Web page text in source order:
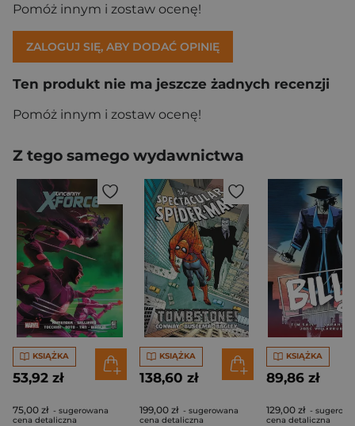
Pomóż innym i zostaw ocenę!
ZALOGUJ SIĘ, ABY DODAĆ OPINIĘ
Ten produkt nie ma jeszcze żadnych recenzji
Pomóż innym i zostaw ocenę!
Z tego samego wydawnictwa
KSIĄŻKA
53,92 zł
75,00 zł - sugerowana
cena detaliczna
KSIĄŻKA
138,60 zł
199,00 zł - sugerowana
cena detaliczna
KSIĄŻKA
89,86 zł
129,00 zł -
cena detaliczna